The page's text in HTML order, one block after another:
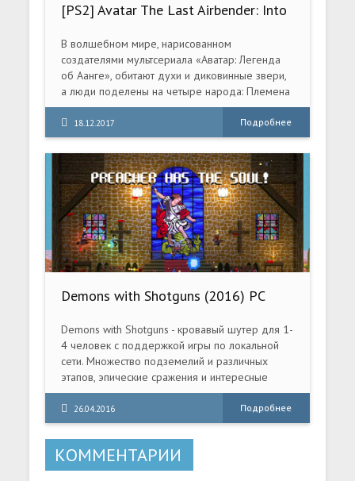
[PS2] Avatar The Last Airbender: Into
The Inferno [RUS|NTSC]
В волшебном мире, нарисованном
создателями мультсериала «Аватар: Легенда
об Аанге», обитают духи и диковинные звери,
а люди поделены на четыре народа: Племена
Воды, Королевство Земли, Воздушных
Кочевников и Огненный Народ.
18.12.2017 Подробнее
Demons with Shotguns (2016) PC
Demons with Shotguns - кровавый шутер для 1-
4 человек с поддержкой игры по локальной
сети. Множество подземелий и различных
этапов, эпические сражения и интересные
режимы придутся по вкусу даже самому
привередливому игроку. Demons with
Shotguns отправит игроков побеждать силы
Зла, но борьба будет идти не за равновесие и
спокойствие мира, а за души игроков. В игре
вас ждет множество подземелий и эпических
26.04.2016 Подробнее
КОММЕНТАРИИ